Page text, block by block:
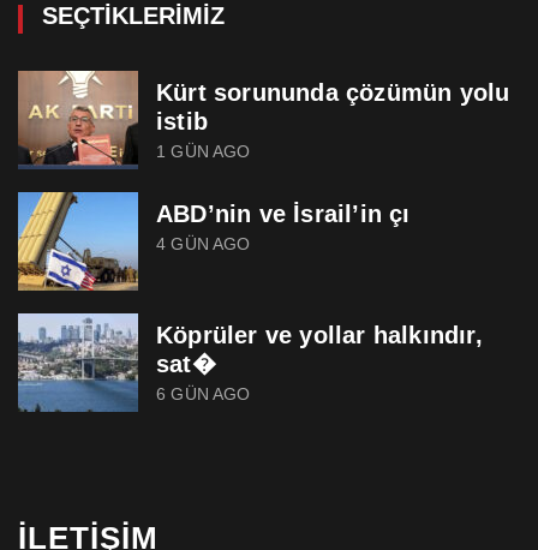
SEÇTIKLERIMIZ
Kürt sorununda çözümün yolu
istib
1 GÜN AGO
ABD’nin ve İsrail’in çı
4 GÜN AGO
Köprüler ve yollar halkındır,
sat�
6 GÜN AGO
İLETIŞIM